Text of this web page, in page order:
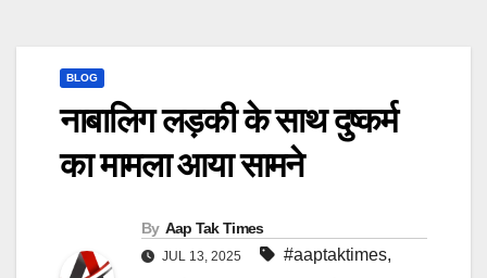
BLOG
नाबालिग लड़की के साथ दुष्कर्म
का मामला आया सामने
By Aap Tak Times
JUL 13, 2025 #aaptaktimes,